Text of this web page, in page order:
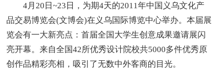
4月20日~23日，为期4天的2011年中国义乌文化产
品交易博览会(文博会)在义乌国际博览中心举办。本届展
览会有一大新亮点：首届全国大学生创意成果邀请展闪
亮开幕。来自全国42所优秀设计院校共5000多件优秀原
创作品精彩亮相，吸引了无数中外客商的目光。